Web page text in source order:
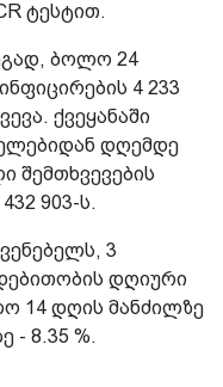
ტესტით.
ბოლო 24
4 233
ქვეყანაში
დღემდე
შემთხვევების
903-ს.
3
დღიური
14 დღის მანძილზე
- 8.35 %.